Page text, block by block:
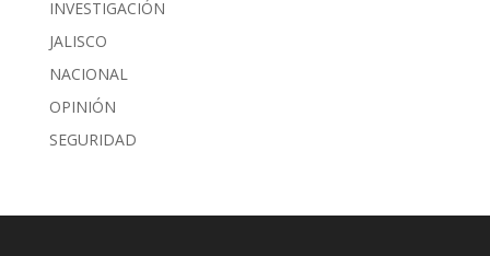
INVESTIGACIÓN
JALISCO
NACIONAL
OPINIÓN
SEGURIDAD